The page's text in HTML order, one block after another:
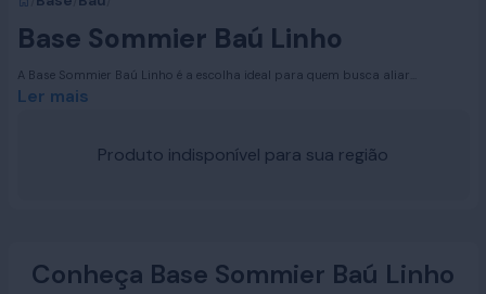
Base Sommier Baú Linho
A Base Sommier Baú Linho é a escolha ideal para quem busca aliar
funcionalidade e sofisticação. Disponível nas medidas Solteiro, Casal, Queen e
Ler mais
Produto indisponível para sua região
Conheça Base Sommier Baú Linho